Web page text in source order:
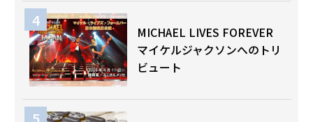
MICHAEL LIVES FOREVER
マイケルジャクソンへのトリ
ビュート